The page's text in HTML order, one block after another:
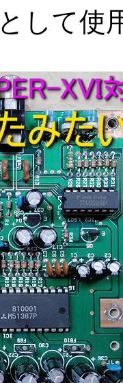
して使